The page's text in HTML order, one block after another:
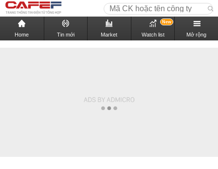
Home Tin mới Market Watch list
New
Mở rộng